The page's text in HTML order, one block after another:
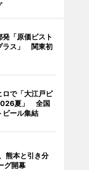
発「原価ビスト
ラス」 関東初
ロで「大江戸ビ
夏」 全国
ビール集結
熊本と引き分
開幕